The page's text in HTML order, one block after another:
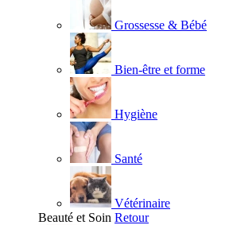
Grossesse & Bébé
Bien-être et forme
Hygiène
Santé
Vétérinaire
Beauté et Soin Retour